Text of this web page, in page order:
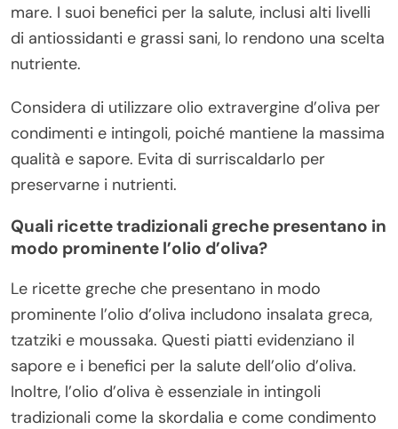
mare. I suoi benefici per la salute, inclusi alti livelli
di antiossidanti e grassi sani, lo rendono una scelta
nutriente.
Considera di utilizzare olio extravergine d’oliva per
condimenti e intingoli, poiché mantiene la massima
qualità e sapore. Evita di surriscaldarlo per
preservarne i nutrienti.
Quali ricette tradizionali greche presentano in
modo prominente l’olio d’oliva?
Le ricette greche che presentano in modo
prominente l’olio d’oliva includono insalata greca,
tzatziki e moussaka. Questi piatti evidenziano il
sapore e i benefici per la salute dell’olio d’oliva.
Inoltre, l’olio d’oliva è essenziale in intingoli
tradizionali come la skordalia e come condimento